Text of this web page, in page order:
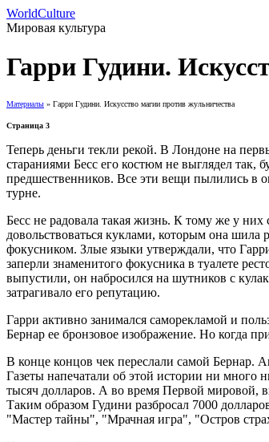
WorldCulture
Мировая культура
Гарри Гудини.
Материалы » Гарри Гудини. Искусство магии против жульничества
Страница 3
Теперь деньги текли рекой. В Лондоне на
стараниями Бесс его костюм не выглядел
предшественников. Все эти вещи пылились в
турне.
Бесс не радовала такая жизнь. К тому же у
довольствоваться куклами, которым она
фокусником. Злые языки утверждали, что
заперли знаменитого фокусника в туалете
выпустили, он набросился на шутников с
затрагивало его репутацию.
Гарри активно занимался саморекламой и
Бернар ее бронзовое изображение. Но когда
В конце концов чек переслали самой Бернар.
Газеты напечатали об этой истории ни много
тысяч долларов. А во время Первой мировой,
Таким образом Гудини разбросал 7000
"Мастер тайны", "Мрачная игра", "Остров